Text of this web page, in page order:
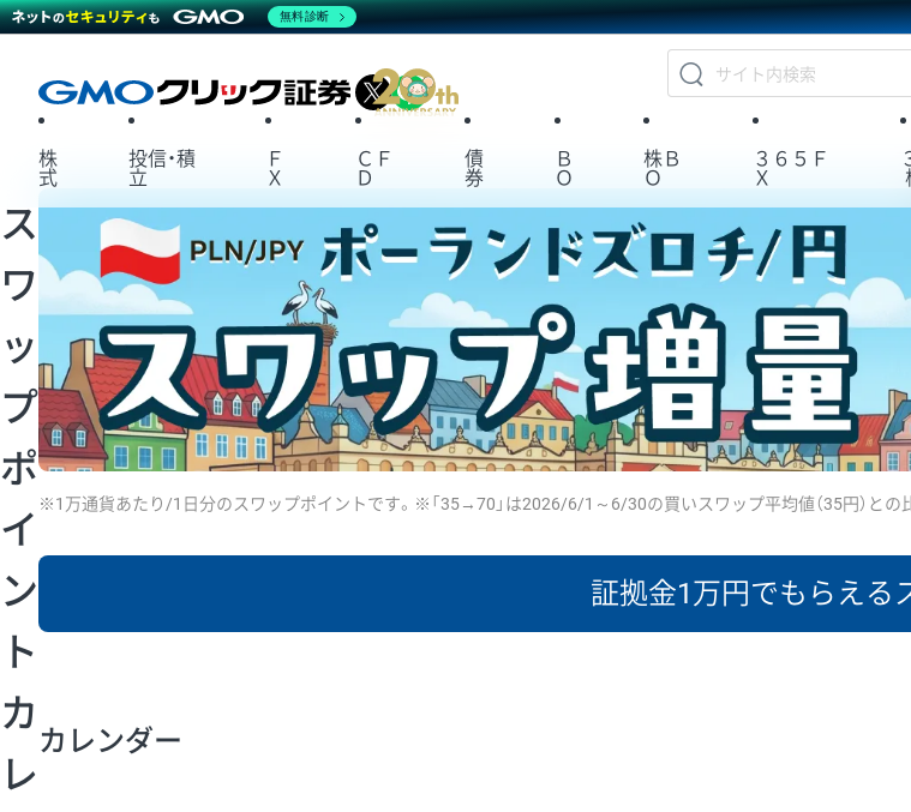
X
株
式
投信・積
立
Ｆ
Ｘ
ＣＦ
Ｄ
債
券
Ｂ
Ｏ
株Ｂ
Ｏ
３６５Ｆ
Ｘ
ス
ワ
ッ
プ
ポ
イ
ン
ト
カ
レ
※1万通貨あたり/1日分のスワップポイントです。※「35→70」は2026/6/1～6/30の買いスワップ平均値（35円）との
証拠金1万円でもらえる
通貨ペア
カレンダー
無料診断